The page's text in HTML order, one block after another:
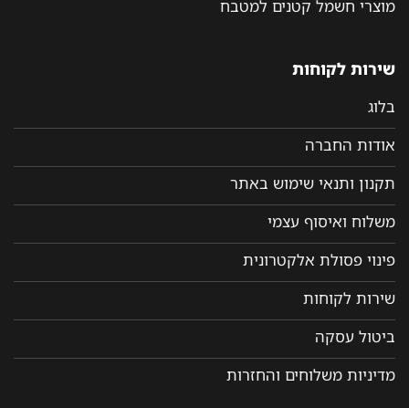
מוצרי חשמל קטנים למטבח
שירות לקוחות
בלוג
אודות החברה
תקנון ותנאי שימוש באתר
משלוח ואיסוף עצמי
פינוי פסולת אלקטרונית
שירות לקוחות
ביטול עסקה
מדיניות משלוחים והחזרות